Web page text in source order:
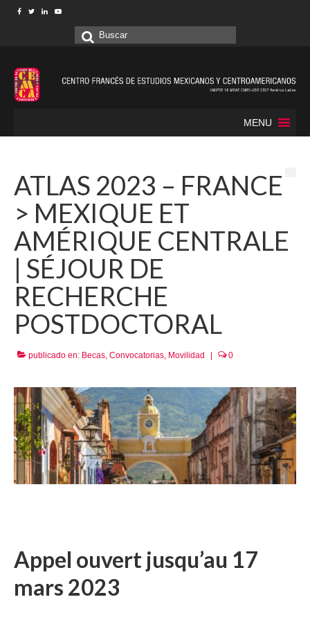
Buscar
MENU
ATLAS 2023 – FRANCE
> MEXIQUE ET
AMÉRIQUE CENTRALE
| SÉJOUR DE
RECHERCHE
POSTDOCTORAL
publicado en: Becas, Convocatorias, Movilidad 0
Appel ouvert jusqu’au 17
mars 2023